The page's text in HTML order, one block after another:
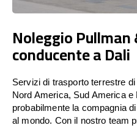
Noleggio
conducente a Dali
Servizi di trasporto terrestre
Nord America, Sud America
probabilmente la compagnia
al mondo. Con il nostro team